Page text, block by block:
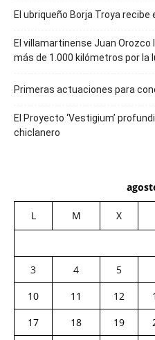
El ubriqueño Borja Troya
El villamartinense Juan
más de 1.000 kilómetros por la
Primeras actuaciones para
El Proyecto ‘Vestigium’
chiclanero
L M X
3
4 5
10
11 12
17
18 19